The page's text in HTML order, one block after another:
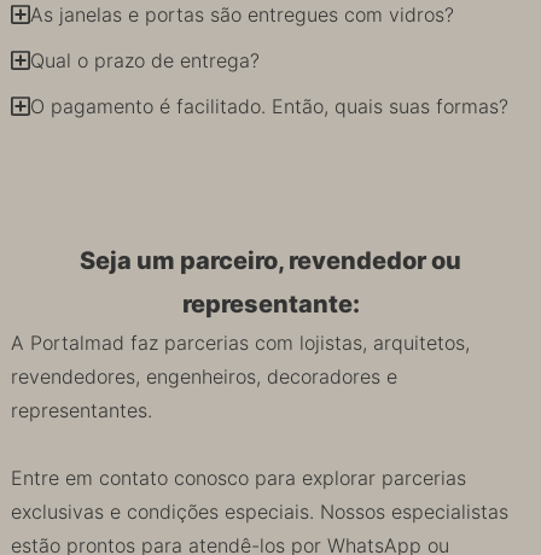
As janelas e portas são entregues com vidros?
Qual o prazo de entrega?
O pagamento é facilitado. Então, quais suas formas?
Seja um parceiro, revendedor ou
representante:
A Portalmad faz parcerias com lojistas, arquitetos,
revendedores, engenheiros, decoradores e
representantes.
Entre em contato conosco para explorar parcerias
exclusivas e condições especiais. Nossos especialistas
estão prontos para atendê-los por WhatsApp ou